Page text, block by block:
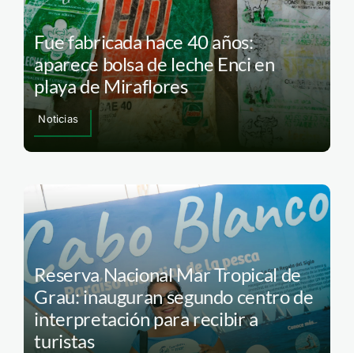
Fue fabricada hace 40 años:
aparece bolsa de leche Enci en
playa de Miraflores
Noticias
Reserva Nacional Mar Tropical de
Grau: inauguran segundo centro de
interpretación para recibir a
turistas